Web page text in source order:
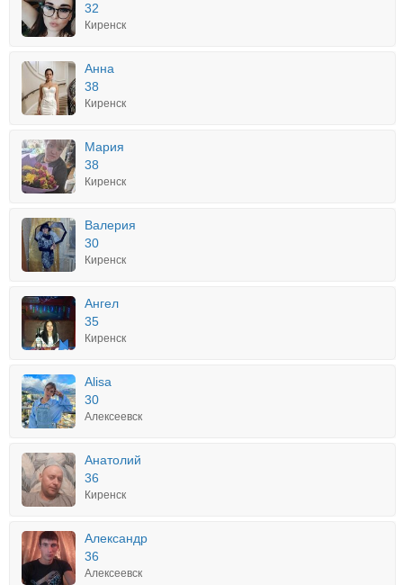
32
Киренск
Анна
38
Киренск
Мария
38
Киренск
Валерия
30
Киренск
Ангел
35
Киренск
Alisa
30
Алексеевск
Анатолий
36
Киренск
Александр
36
Алексеевск